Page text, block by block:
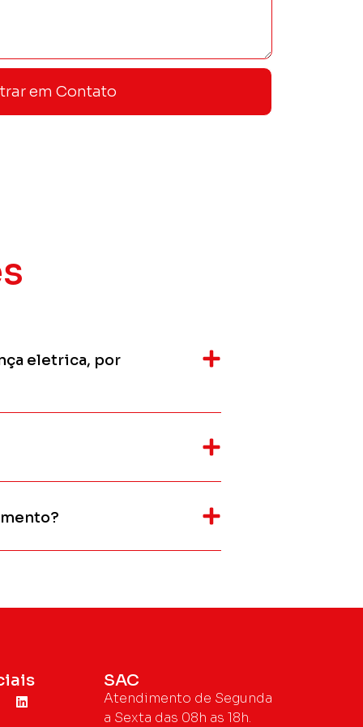
em Contato
eletrica, por
SAC
Atendimento de Segunda
a Sexta das 08h as 18h.